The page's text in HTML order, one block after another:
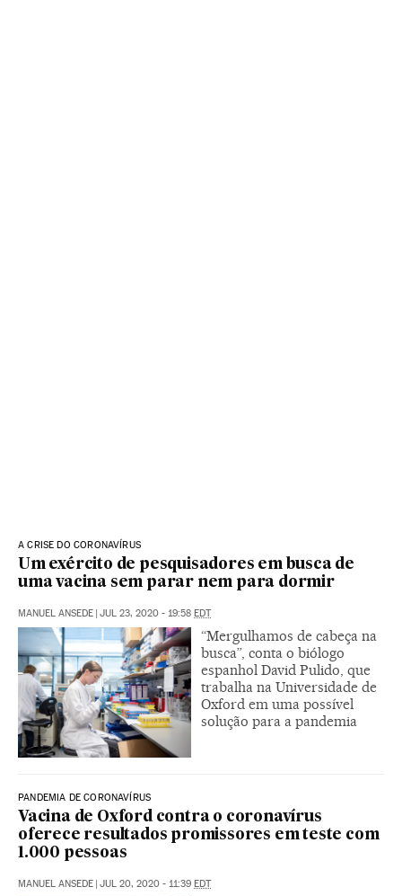
A CRISE DO CORONAVÍRUS
Um exército de pesquisadores em busca de
uma vacina sem parar nem para dormir
MANUEL ANSEDE | JUL 23, 2020 - 19:58 EDT
“Mergulhamos de cabeça na
busca”, conta o biólogo
espanhol David Pulido, que
trabalha na Universidade de
Oxford em uma possível
solução para a pandemia
PANDEMIA DE CORONAVÍRUS
Vacina de Oxford contra o coronavírus
oferece resultados promissores em teste com
1.000 pessoas
MANUEL ANSEDE | JUL 20, 2020 - 11:39 EDT